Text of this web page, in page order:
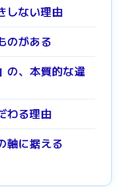
しない理由
のがある
の、本質的な違
わる理由
軸に据える